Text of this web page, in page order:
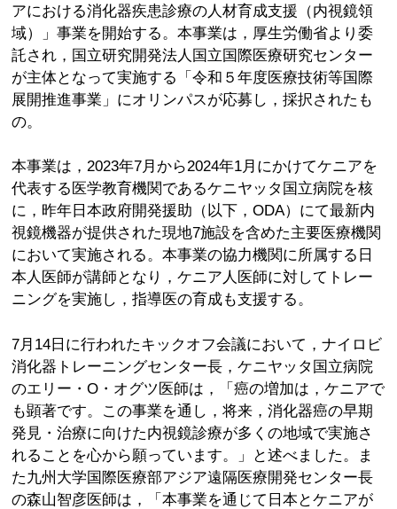
アにおける消化器疾患診療の人材育成支援（内視鏡領
域）」事業を開始する。本事業は，厚生労働省より委
託され，国立研究開発法人国立国際医療研究センター
が主体となって実施する「令和５年度医療技術等国際
展開推進事業」にオリンパスが応募し，採択されたも
の。
本事業は，2023年7月から2024年1月にかけてケニアを
代表する医学教育機関であるケニヤッタ国立病院を核
に，昨年日本政府開発援助（以下，ODA）にて最新内
視鏡機器が提供された現地7施設を含めた主要医療機関
において実施される。本事業の協力機関に所属する日
本人医師が講師となり，ケニア人医師に対してトレー
ニングを実施し，指導医の育成も支援する。
7月14日に行われたキックオフ会議において，ナイロビ
消化器トレーニングセンター長，ケニヤッタ国立病院
のエリー・O・オグツ医師は，「癌の増加は，ケニアで
も顕著です。この事業を通し，将来，消化器癌の早期
発見・治療に向けた内視鏡診療が多くの地域で実施さ
れることを心から願っています。」と述べました。ま
た九州大学国際医療部アジア遠隔医療開発センター長
の森山智彦医師は，「本事業を通じて日本とケニアが